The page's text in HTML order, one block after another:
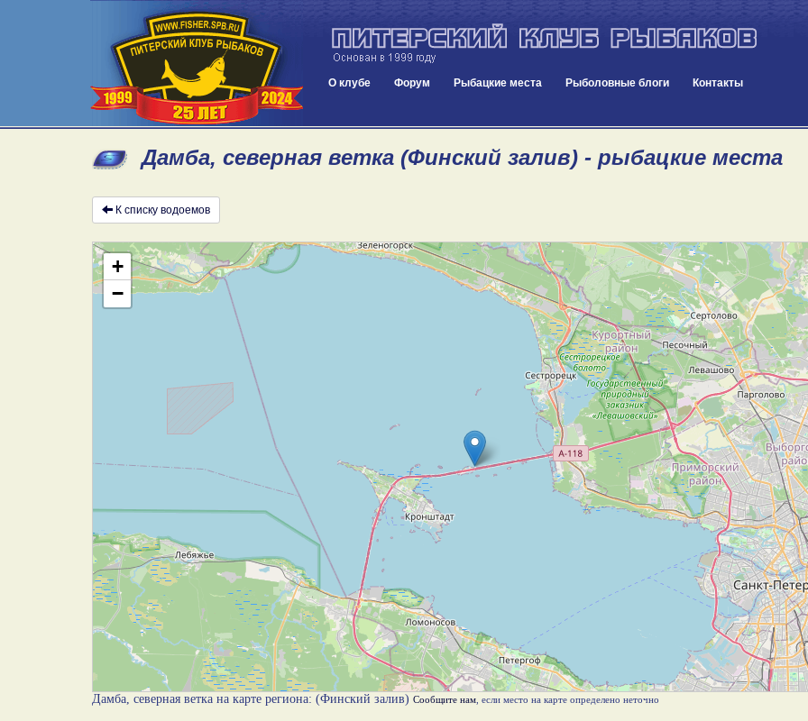
О клубе Форум Рыбацкие места Рыболовные блоги Контакты
Дамба, северная ветка (Финский залив) - рыбацкие места
К списку водоемов
+
−
Дамба, северная ветка на карте региона: (Финский залив) Сообщите нам , если место на карте определено неточно